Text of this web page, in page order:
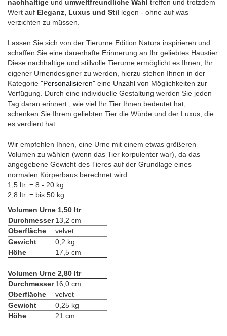
nachhaltige und umweltfreundliche Wahl treffen und trotzdem
Wert auf Eleganz, Luxus und Stil legen - ohne auf was
verzichten zu müssen.
Lassen Sie sich von der Tierurne Edition Natura inspirieren und
schaffen Sie eine dauerhafte Erinnerung an Ihr geliebtes Haustier.
Diese nachhaltige und stillvolle Tierurne ermöglicht es Ihnen, Ihr
eigener Urnendesigner zu werden, hierzu stehen Ihnen in der
Kategorie "Personalisieren" eine Unzahl von Möglichkeiten zur
Verfügung. Durch eine individuelle Gestaltung werden Sie jeden
Tag daran erinnert , wie viel Ihr Tier Ihnen bedeutet hat,
schenken Sie Ihrem geliebten Tier die Würde und der Luxus, die
es verdient hat.
Wir empfehlen Ihnen, eine Urne mit einem etwas größeren
Volumen zu wählen (wenn das Tier korpulenter war), da das
angegebene Gewicht des Tieres auf der Grundlage eines
normalen Körperbaus berechnet wird.
1,5 ltr. = 8 - 20 kg
2,8 ltr. = bis 50 kg
Volumen Urne 1,50 ltr
Durchmesser 13,2 cm
Oberfläche
velvet
Gewicht
0,2 kg
Höhe
17,5 cm
Volumen Urne 2,80 ltr
Durchmesser 16,0 cm
Oberfläche
velvet
Gewicht
0,25 kg
Höhe
21 cm